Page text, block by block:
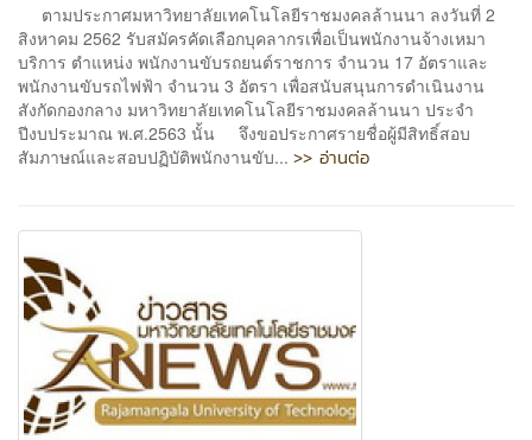
ตามประกาศมหาวิทยาลัยเทคโนโลยีราชมงคลล้านนา ลงวันที่ 2
สิงหาคม 2562 รับสมัครคัดเลือกบุคลากรเพื่อเป็นพนักงานจ้างเหมา
บริการ ตำแหน่ง พนักงานขับรถยนต์ราชการ จำนวน 17 อัตราและ
พนักงานขับรถไฟฟ้า จำนวน 3 อัตรา เพื่อสนับสนุนการดำเนินงาน
สังกัดกองกลาง มหาวิทยาลัยเทคโนโลยีราชมงคลล้านนา ประจำ
ปีงบประมาณ พ.ศ.2563 นั้น จึงขอประกาศรายชื่อผู้มีสิทธิ์สอบ
สัมภาษณ์และสอบปฏิบัติพนักงานขับ... >> อ่านต่อ